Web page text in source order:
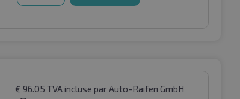
€ 96.05 TVA incluse par Auto-Raifen GmbH